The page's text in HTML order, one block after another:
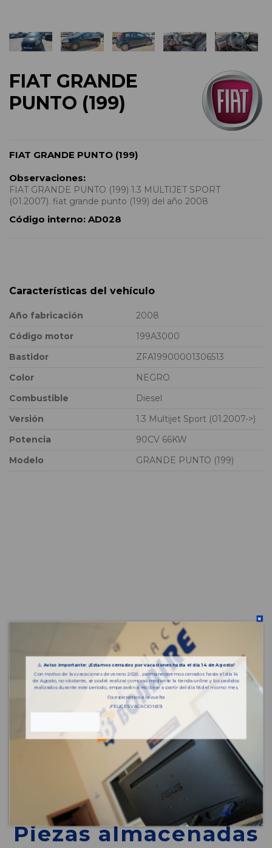
FIAT GRANDE
PUNTO (199)
FIAT GRANDE PUNTO (199)
Observaciones:
FIAT GRANDE PUNTO (199) 1.3 MULTIJET SPORT
(01.2007). fiat grande punto (199) del año 2008
Código interno: AD028
Características del vehículo
Año fabricación
2008
Código motor
199A3000
Bastidor
ZFA19900001306513
Color
NEGRO
Combustible
Diesel
Versión
1.3 Multijet Sport (01.2007->)
Potencia
90CV 66KW
Modelo
GRANDE PUNTO (199)
Piezas almacenadas
⚠️Aviso importante: ¡Estamos cerrados por vacaciones hasta el día 14 de Agosto!
Con motivo de las vacaciones de verano 2026 , permaneceremos cerrados hasta el día 14
de Agosto, no obstante, se podrá realizar compras mediante la tienda online y los pedidos
realizados durante este periodo, empezarán a recibirse a partir del día 18 del mismo mes.
Os esperamos a la vuelta
¡FELICES VACACIONES!